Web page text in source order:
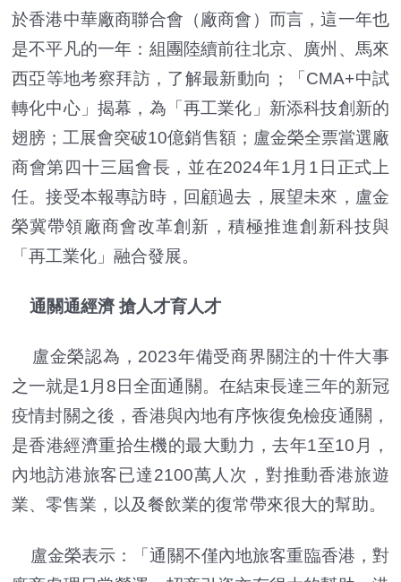
於香港中華廠商聯合會（廠商會）而言，這一年也
是不平凡的一年：組團陸續前往北京、廣州、馬來
西亞等地考察拜訪，了解最新動向；「CMA+中試
轉化中心」揭幕，為「再工業化」新添科技創新的
翅膀；工展會突破10億銷售額；盧金榮全票當選廠
商會第四十三屆會長，並在2024年1月1日正式上
任。接受本報專訪時，回顧過去，展望未來，盧金
榮冀帶領廠商會改革創新，積極推進創新科技與
「再工業化」融合發展。
通關通經濟 搶人才育人才
盧金榮認為，2023年備受商界關注的十件大事
之一就是1月8日全面通關。在結束長達三年的新冠
疫情封關之後，香港與內地有序恢復免檢疫通關，
是香港經濟重拾生機的最大動力，去年1至10月，
內地訪港旅客已達2100萬人次，對推動香港旅遊
業、零售業，以及餐飲業的復常帶來很大的幫助。
盧金榮表示：「通關不僅內地旅客重臨香港，對